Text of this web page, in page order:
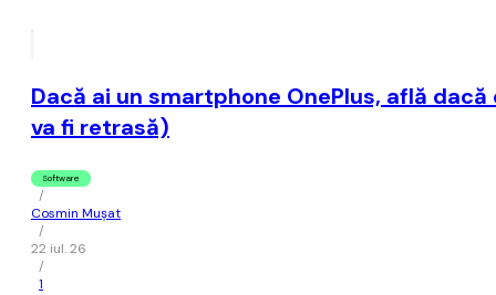
Dacă ai un smartphone OnePlus, află
va fi retrasă)
Software
/
Cosmin Mușat
/
22 iul. 26
/
1